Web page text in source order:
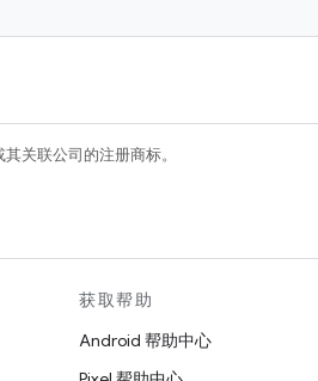
关联公司的注册商标。
获取帮助
Android 帮助中心